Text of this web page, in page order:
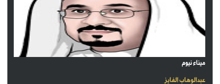
ميناء نيوم
عبدالوهاب الفايز